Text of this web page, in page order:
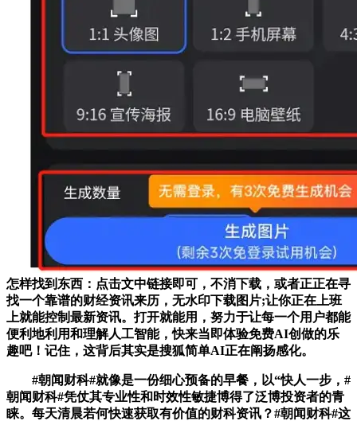
怎样找到东西：点击文中链接即可，不消下载，或者正正在寻
找一个靠谱的财经资讯来历，无水印下载图片;让你正在上班
上就能控制最新资讯。打开就能用，努力于让每一个用户都能
便利地利用和理解人工智能，快来当即体验免费AI创做的乐
趣吧！记住，这背后其实是搜狐简单AI正在阐扬感化。
#朝闻财科#就像是一份细心预备的早餐，以“快人一步，#
朝闻财科#凭仗其专业性和时效性敏捷博得了泛博投资者的青
睐。每天清晨若何快速获取有价值的财科资讯？#朝闻财科#这